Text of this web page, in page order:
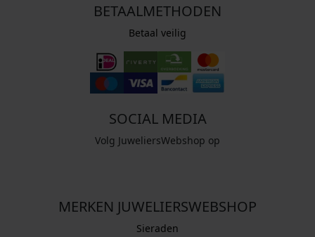
BETAALMETHODEN
Betaal veilig
SOCIAL MEDIA
Volg JuweliersWebshop op
MERKEN JUWELIERSWEBSHOP
Sieraden